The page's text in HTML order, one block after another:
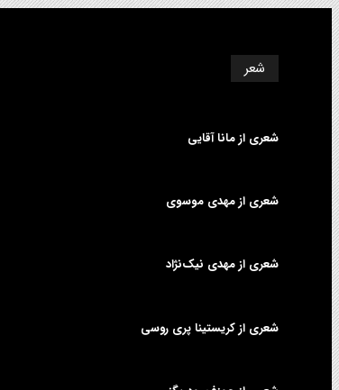
شعر
شعری از مانا آقایی
شعری از مهدی موسوی
شعری از مهدی نیک‌نژاد
شعری از کریستینا پری روسی